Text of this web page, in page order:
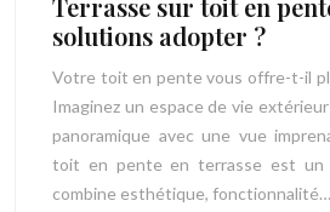
Terrasse sur toit en
solutions adopter ?
Votre toit en pente vous offre-t-il
Imaginez un espace de vie
panoramique avec une vue
toit en pente en terrasse est un
combine esthétique, fonctionnalité…